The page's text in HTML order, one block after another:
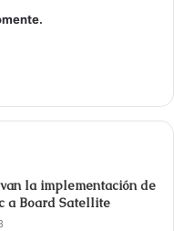
la implementación de
a Board Satellite